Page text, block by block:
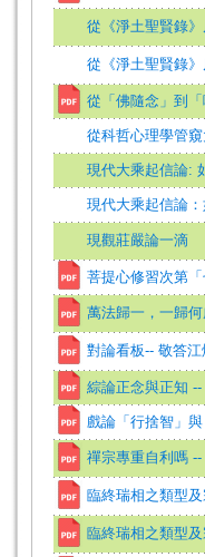
從《淨土聖賢錄
從《淨土聖賢錄
從「佛隨念」到「
從科哲心理學管窺
現代大乘起信論:
現代大乘起信論
現觀莊嚴論一滴
菩提心修習次第
萬法歸一，一歸何
對論看板-- 敬答
綜論正念與正知
戲論「行捨智」與
禪宗專重自利嗎
臨終瑞相之類型
臨終瑞相之類型